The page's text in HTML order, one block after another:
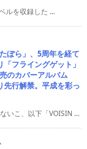
ルを収録した ...
ぽら」、5周年を経て
フライングゲット」
のカバーアルバム
先行解禁。平成を彩っ
いこ、以下「VOISIN ...